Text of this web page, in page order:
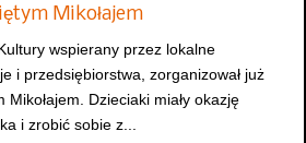
Mikołajem
wspierany przez lokalne
i przedsiębiorstwa, zorganizował już
Dzieciaki miały okazję
i zrobić sobie z...